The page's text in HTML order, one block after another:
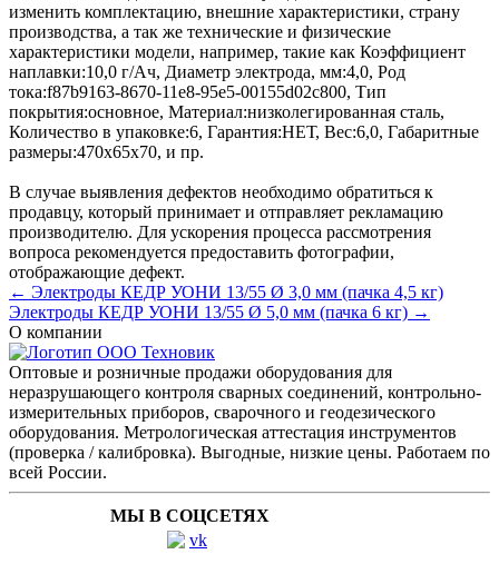
изменить комплектацию, внешние характеристики, страну
производства, а так же технические и физические
характеристики модели, например, такие как Коэффициент
наплавки:10,0 г/Ач, Диаметр электрода, мм:4,0, Род
тока:f87b9163-8670-11e8-95e5-00155d02c800, Тип
покрытия:основное, Материал:низколегированная сталь,
Количество в упаковке:6, Гарантия:НЕТ, Вес:6,0, Габаритные
размеры:470x65x70, и пр.
В случае выявления дефектов необходимо обратиться к
продавцу, который принимает и отправляет рекламацию
производителю. Для ускорения процесса рассмотрения
вопроса рекомендуется предоставить фотографии,
отображающие дефект.
← Электроды КЕДР УОНИ 13/55 Ø 3,0 мм (пачка 4,5 кг)
Электроды КЕДР УОНИ 13/55 Ø 5,0 мм (пачка 6 кг) →
О компании
Оптовые и розничные продажи оборудования для
неразрушающего контроля сварных соединений, контрольно-
измерительных приборов, сварочного и геодезического
оборудования. Метрологическая аттестация инструментов
(проверка / калибровка). Выгодные, низкие цены. Работаем по
всей России.
МЫ В СОЦСЕТЯХ